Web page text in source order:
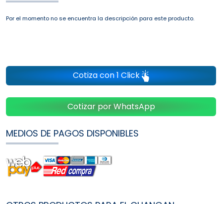
Por el momento no se encuentra la descripción para este producto.
Cotiza con 1 Click
Cotizar por WhatsApp
MEDIOS DE PAGOS DISPONIBLES